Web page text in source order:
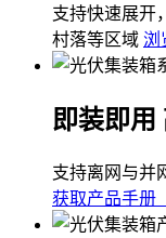
支持快速展开
村落等区域 浏
即装即用
支持离网与并
获取产品手册